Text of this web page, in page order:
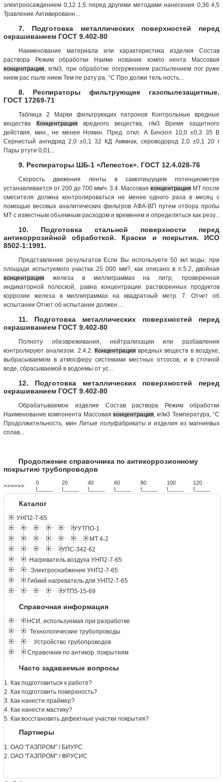
электроосаждением 0,12 1,5 перед другими методами нанесения 0,36 4,5
Травление Активированн...
7. Подготовка металлических поверхностей перед
окрашиванием ГОСТ 9.402-80
Наименование материала или характеристика изделия Состав
раствора Режим обработки Наиме нование компо нента Массовая
концентрация , кг/м3, при обработке погружением распылением пог руже
нием рас пыле нием Тем пе рату ра, °С Про должи тель ность...
8. Респираторы фильтрующие газопылезащитные.
ГОСТ 17269-71
Таблица 2 Марки фильтрующих патронов Контрольные вредные
вещества Концентрация вредного вещества, г/м3 Время защитного
действия, мин., не менее Номин. Пред. откл. А Бензол 10,0 ±0,3 35 В
Сернистый ангидрид 2,0 ±0,1 32 КД Аммиак, сероводород 2,0 ±0,1 20 г
Пары ртути 0,01...
9. Респираторы ШБ-1 «Лепесток». ГОСТ 12.4.028-76
Скорость движения ленты в самопишущем потенциометре
устанавливается от 200 до 700 мм/ч. 3.4. Массовая концентрация МТ после
смесителя должна контролироваться не менее одного раза в месяц с
помощью весовых аналитических фильтров АФА-ВП путем отбора пробы
МТ с известным объемным расходом и временем и определяться как резу...
10. Подготовка стальной поверхности перед
антикоррозийной обработкой. Краски и покрытия. ИСО
8502-1:1991.
Представление результатов Если Вы используете 50 мл воды, при
площади испытуемого участка 25 000 мм?, как описано в п.5.2, двойная
концентрация железа в миллиграммах на литр, проверенная
индикаторной полоской, равна концентрации растворенных продуктов
коррозии железа в миллиграммах на квадратный метр. 7. Отчет об
испытании Отчет об испытании должен ...
11. Подготовка металлических поверхностей перед
окрашиванием ГОСТ 9.402-80
Полноту обезвреживания, нейтрализации или разбавления
контролируют анализом. 2.4.2. Концентрациявредных веществ в воздухе,
выбрасываемом в атмосферу системами местных отсосов, и в сточной
воде, сбрасываемой в водоемы от ус...
12. Подготовка металлических поверхностей перед
окрашиванием ГОСТ 9.402-80
Обрабатываемое изделие Состав раствора Режим обработки
Наименование компонента Массовая концентрация , кг/м3 Температура, °С
Продолжительность, мин Литые полуфабрикаты и изделия из магниевых
сплав...
Продолжение справочника по антикоррозионному
покрытию трубопроводов
>>>>>> 0
!...................
20
!...................
40
!...................
60
!...................
80
!...................
100
!...................
120
!...................
Каталог
УНП2-7-65
УУТПО-1
МТ 4-2
УПС-342-62
Нагреватель воздуха УНП2-7-65
Электроснабжение УНП2-7-65
Гибкий нагреватель для УНП2-7-65
УТП5-15-69
Справочная информация
НСИ, используемая при разработке
Технологические трубопроводы
Устройство трубопроводов
Справочник по антикор. покрытиям
Часто задаваемые вопросы
1. Как подготовиться к работе?
2. Как подготовить поверхность?
3. Как нанести праймер?
4. Как нанести мастику?
5. Как восстановить дефектные участки покрытия?
Партнеры
1. ОАО "ГАЗПРОМ" / БИУРС
2. ОАО "ГАЗПРОМ" / ФРУСИС